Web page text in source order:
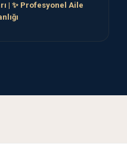
| ✨ Profesyonel Aile